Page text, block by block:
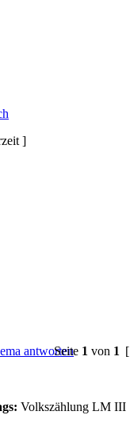
]
Seite 1 von 1
Volkszählung LM III